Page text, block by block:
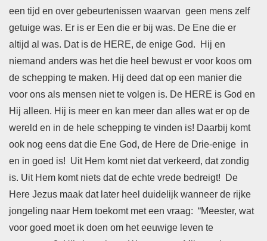
een tijd en over gebeurtenissen waarvan geen mens zelf
getuige was. Er is er Een die er bij was. De Ene die er
altijd al was. Dat is de HERE, de enige God. Hij en
niemand anders was het die heel bewust er voor koos om
de schepping te maken. Hij deed dat op een manier die
voor ons als mensen niet te volgen is. De HERE is God en
Hij alleen. Hij is meer en kan meer dan alles wat er op de
wereld en in de hele schepping te vinden is! Daarbij komt
ook nog eens dat die Ene God, de Here de Drie-enige in
en in goed is! Uit Hem komt niet dat verkeerd, dat zondig
is. Uit Hem komt niets dat de echte vrede bedreigt! De
Here Jezus maak dat later heel duidelijk wanneer de rijke
jongeling naar Hem toekomt met een vraag: “Meester, wat
voor goed moet ik doen om het eeuwige leven te